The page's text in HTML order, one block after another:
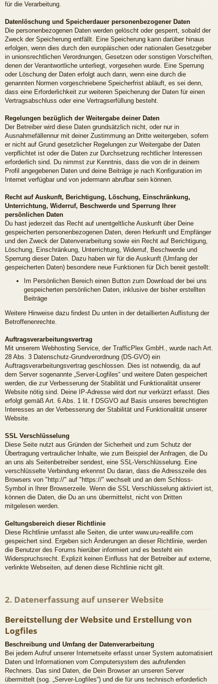
für die Verarbeitung.
Datenlöschung und Speicherdauer personenbezogener Daten
Die personenbezogenen Daten werden gelöscht oder gesperrt, sobald der
Zweck der Speicherung entfällt. Eine Speicherung kann darüber hinaus
erfolgen, wenn dies durch den europäischen oder nationalen Gesetzgeber
in unionsrechtlichen Verordnungen, Gesetzen oder sonstigen Vorschriften,
denen der Verantwortliche unterliegt, vorgesehen wurde. Eine Sperrung
oder Löschung der Daten erfolgt auch dann, wenn eine durch die
genannten Normen vorgeschriebene Speicherfrist abläuft, es sei denn,
dass eine Erforderlichkeit zur weiteren Speicherung der Daten für einen
Vertragsabschluss oder eine Vertragserfüllung besteht.
Regelungen bezüglich der Weitergabe deiner Daten
Der Betreiber wird diese Daten grundsätzlich nicht, oder nur in
Ausnahmefällennur mit deiner Zustimmung an Dritte weitergeben, sofern
er nicht auf Grund gesetzlicher Regelungen zur Weitergabe der Daten
verpflichtet ist oder die Daten zur Durchsetzung rechtlicher Interessen
erforderlich sind. Du nimmst zur Kenntnis, dass die von dir in deinem
Profil angegebenen Daten und deine Beiträge je nach Konfiguration im
Internet verfügbar und von jedermann abrufbar sein können.
Recht auf Auskunft, Berichtigung, Löschung, Einschränkung,
Unterrichtung, Widerruf, Beschwerde und Sperrung Ihrer
persönlichen Daten
Du hast jederzeit das Recht auf unentgeltliche Auskunft über Deine
gespeicherten personenbezogenen Daten, deren Herkunft und Empfänger
und den Zweck der Datenverarbeitung sowie ein Recht auf Berichtigung,
Löschung, Einschränkung, Unterrichtung, Widerruf, Beschwerde und
Sperrung dieser Daten. Dazu haben wir für die Auskunft (Umfang der
gespeicherten Daten) besondere neue Funktionen für Dich bereit gestellt:
Im Persönlichen Bereich einen Button zum Download der bei uns
gespeicherten persönlichen Daten, inklusive der bisher erstellten
Beiträge
Weitere Hinweise dazu findest Du unten in der detaillierten Auflistung der
Betroffenenrechte.
Auftragsverarbeitungsvertrag
Mit unserem Webhosting Service, der TrafficPlex GmbH., wurde nach Art.
28 Abs. 3 Datenschutz-Grundverordnung (DS-GVO) ein
Auftragsverarbeitungsvertrag geschlossen. Dies ist notwendig, da auf
dem Server sogenannte „Server-Logfiles“ und weitere Daten gespeichert
werden, die zur Verbesserung der Stabilität und Funktionalität unserer
Website nötig sind. Deine IP-Adresse wird dort nur verkürzt erfasst. Dies
erfolgt gemäß Art. 6 Abs. 1 lit. f DSGVO auf Basis unseres berechtigten
Interesses an der Verbesserung der Stabilität und Funktionalität unserer
Website.
SSL Verschlüsselung
Diese Seite nutzt aus Gründen der Sicherheit und zum Schutz der
Übertragung vertraulicher Inhalte, wie zum Beispiel der Anfragen, die Du
an uns als Seitenbetreiber sendest, eine SSL-Verschlüsselung. Eine
verschlüsselte Verbindung erkennst Du daran, dass die Adresszeile des
Browsers von "http://" auf "https://" wechselt und an dem Schloss-
Symbol in Ihrer Browserzeile. Wenn die SSL Verschlüsselung aktiviert ist,
können die Daten, die Du an uns übermittelst, nicht von Dritten
mitgelesen werden.
Geltungsbereich dieser Richtlinie
Diese Richtlinie umfasst alle Seiten, die unter www.uru-reallife.com
gespeichert sind. Ergeben sich Änderungen an dieser Richtlinie, werden
die Benutzer des Forums hierüber informiert und es besteht ein
Widerspruchsrecht. Explizit keinen Einfluss hat der Betreiber auf externe,
verlinkte Webseiten, auf denen diese Richtlinie nicht gilt.
2. Datenerfassung auf unserer Website
Bereitstellung der Website und Erstellung von
Logfiles
Beschreibung und Umfang der Datenverarbeitung
Bei jedem Aufruf unserer Internetseite erfasst unser System automatisiert
Daten und Informationen vom Computersystem des aufrufenden
Rechners. Das sind Daten, die Dein Browser an unseren Server
übermittelt (sog. „Server-Logfiles“) und die für uns technisch erforderlich